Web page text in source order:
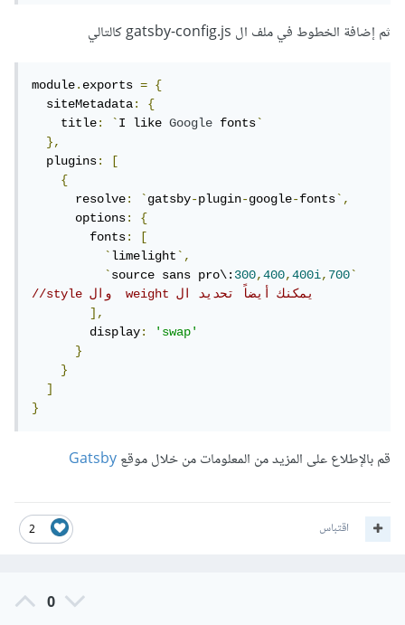
ثم إضافة الخطوط في ملف ال gatsby-config.js كالتالي
module.exports =
{
  siteMetadata
:
{
    title
: `I like Google fonts`
},
  plugins
:
[
{
      resolve
: `gatsby-plugin-google-fonts`,
      options
:
{
        fonts
:
[
`limelight`,
`source sans pro\:300,400,400i,700`
],
        display
:
'swap'
}
}
]
}
قم بالإطلاع على المزيد من المعلومات من خلال موقعGatsby
2 اقتباس
0